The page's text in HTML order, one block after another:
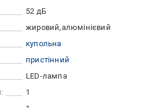
52 дБ
жировий алюмінієвий
купольна
пристінний
LED-лампа
1